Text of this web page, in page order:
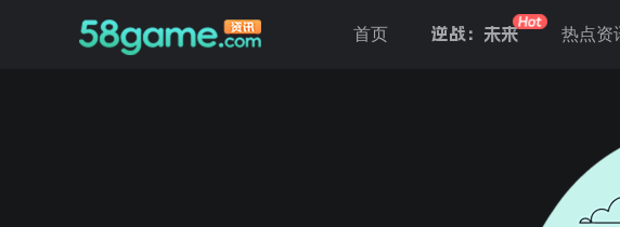
首页 逆战：未来 热点资